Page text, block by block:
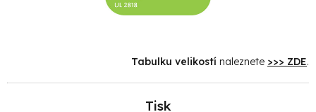
Tabulku velikostí naleznete >>> ZDE.
Tisk